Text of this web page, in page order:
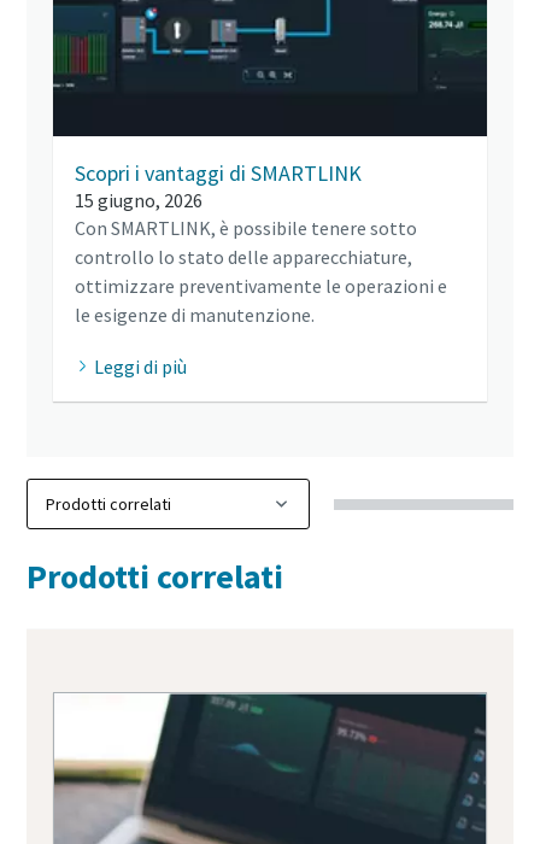
Scopri i vantaggi di SMARTLINK
15 giugno, 2026
Con SMARTLINK, è possibile tenere sotto
controllo lo stato delle apparecchiature,
ottimizzare preventivamente le operazioni e
le esigenze di manutenzione.
Leggi di più
Prodotti correlati